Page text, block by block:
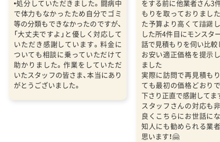
•処分していただきました。闘病中
で体力もなかったため自分でゴミ
等の分類もできなかったのですが、
「大丈夫ですよ」と優しく対応して
いただき感謝しています。料金に
ついても相談に乗っていただけて
助かりました。作業をしていただ
いたスタッフの皆さま、本当にあり
がとうございました。
をする前に他業者さん3
もりを取っておりまし
た予算より高くて躊躇
した所4件目にモンスタ
話で見積もりを伺い比
お安い適正価格を提示
ました
実際に訪問で再見積も
ても最初の価格どおり
下さり正直で感謝してま
スタッフさんの対応も
良くこちらにお世話に
知人にも勧められる業
思います！🤗